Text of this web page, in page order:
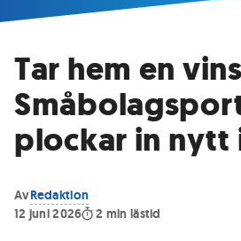
Tar hem en
plockar in nytt
AvRedaktion
12 juni 2026
2 min lästid